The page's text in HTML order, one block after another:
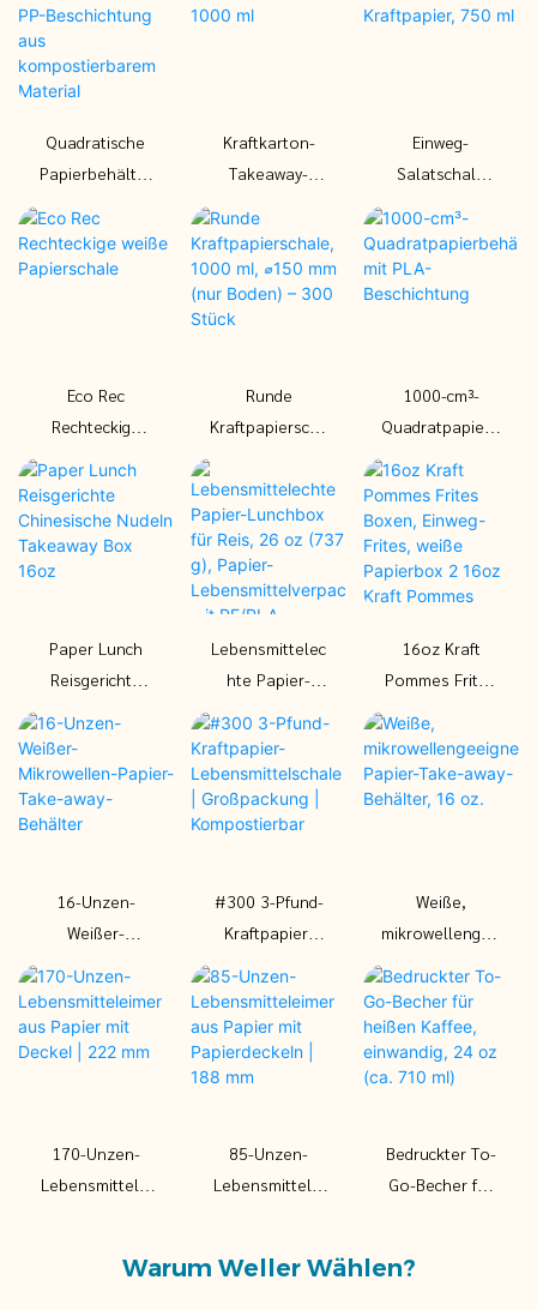
Quadratische
Papierbehälter
Beschichtung
aus
Kraftkarton-
Takeaway-
ml
Einweg-
Salatschale
Kraftpapier,
750 ml
Eco Rec
Rechteckige
Papierschale
Runde
Kraftpapierscha
⌀150 mm (nur
Boden) – 300
Stück
1000-cm³-
Quadratpapierb
PLA-
Beschichtung
Paper Lunch
Reisgerichte
Nudeln
Takeaway Box
16oz
Lebensmittelec
hte Papier-
Reis, 26 oz
(737 g), Papier-
Lebensmittelve
rpackungsbox
Auskleidung
16oz Kraft
Pommes Frites
Frites, weiße
Papierbox 2
16oz Kraft
Frites, weiße
Papierbox 3
Pommes Frites
Boxen, Einweg-
Frites, weiße
Papierbox 4
Pommes Frites
Boxen, Einweg-
16oz Kraft
16-Unzen-
Weißer-
Papier-Take-
away-Behälter
#300 3-Pfund-
Kraftpapier-
hale |
Großpackung |
Kompostierbar
Weiße,
mikrowellengee
Take-away-
Behälter, 16
oz.
170-Unzen-
Lebensmittelei
85-Unzen-
Lebensmittelei
Papierdeckeln |
Bedruckter To-
Go-Becher für
oz (ca. 710 ml)
Warum Weller Wählen?